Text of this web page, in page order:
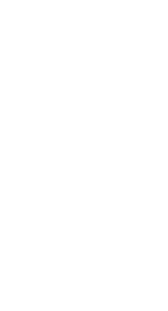
岳登頂_南橫三星
7/31交流餐敘報名
賽 熱烈報名中（8/3報名截
網將迎來新面貌，7/1 新官